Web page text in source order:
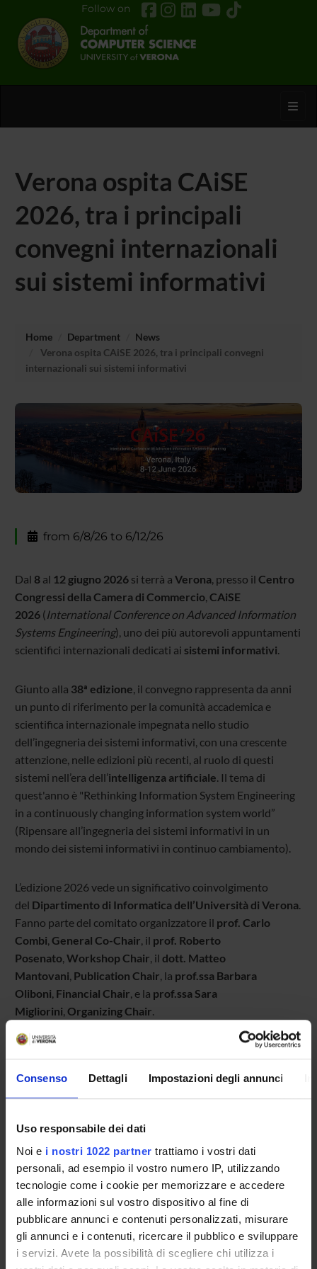
Consenso Dettagli Impostazioni degli annunci
Uso responsabile dei dati
Noi e i nostri 1022 partner trattiamo i vostri dati
personali, ad esempio il vostro numero IP, utilizzando
tecnologie come i cookie per memorizzare e accedere
alle informazioni sul vostro dispositivo al fine di
pubblicare annunci e contenuti personalizzati, misurare
gli annunci e i contenuti, ricercare il pubblico e sviluppare
i servizi. Avete la possibilità di scegliere chi utilizza i
Follow on
Verona ospita CAiSE
2026, tra i principali
convegni internazionali
sui sistemi informativi
Home Department
News
Verona ospita CAiSE 2026, tra i principali convegni
internazionali sui sistemi informativi
from 6/8/26 to 6/12/26
Dal 8 al 12 giugno 2026si terrà a Verona, presso il Centro
Congressi della Camera di Commercio, CAiSE
2026(International Conference on Advanced Information
Systems Engineering), uno dei più autorevoli appuntamenti
scientifici internazionali dedicati ai sistemi informativi.
Giunto alla 38ª edizione, il convegno rappresenta da anni
un punto di riferimento per la comunità accademica e
scientifica internazionale impegnata nello studio
dell’ingegneria dei sistemi informativi, con una crescente
attenzione, nelle edizioni più recenti, al ruolo di questi
sistemi nell’era dell’intelligenza artificiale. Il tema di
quest'anno è "Rethinking Information System Engineering
in a continuously changing information system world”
(Ripensare all’ingegneria dei sistemi informativi in un
mondo dei sistemi informativi in continuo cambiamento).
L’edizione 2026 vede un significativo coinvolgimento
del Dipartimento di Informatica dell’Università di Verona.
Fanno parte del comitato organizzatore il prof. Carlo
Combi, General Co-Chair, il prof. Roberto
Posenato, Workshop Chair, il dott. Matteo
Mantovani, Publication Chair, la prof.ssa Barbara
Oliboni, Financial Chair, e la prof.ssa Sara
Migliorini, Organizing Chair.
Sono attesi circa
Europa, Asia,
internazionale dell’iniziativa e della rilevanza scientifica dei
temi affrontati.
Dipartimento di Informatica dell’Università
di Verona, l’ Ordine degli Ingegneri
Camera di
Commercio di Verona
. Sostengono inoltre l’evento, in
qualità di sponsor,
Sys-dat Group S.p.A. ,Connetia
S.r.l.
Springer